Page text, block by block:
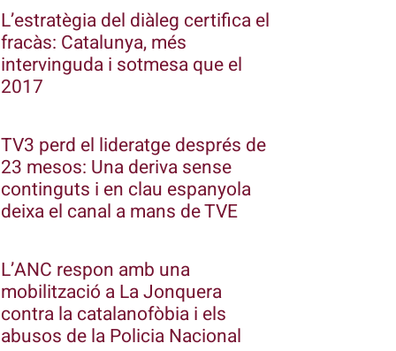
L’estratègia del diàleg certifica el
fracàs: Catalunya, més
intervinguda i sotmesa que el
2017
TV3 perd el lideratge després de
23 mesos: Una deriva sense
continguts i en clau espanyola
deixa el canal a mans de TVE
L’ANC respon amb una
mobilització a La Jonquera
contra la catalanofòbia i els
abusos de la Policia Nacional